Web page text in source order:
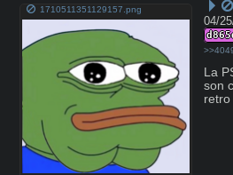
1710511351129157.png
04/
La
son
retro